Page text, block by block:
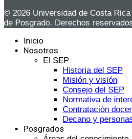
© 2026 Universidad de Costa
de Posgrado. Derechos
Inicio
Nosotros
El SEP
Historia del SEP
Misión y visión
Consejo del SEP
Normativa de
Contratación
Decano y
Posgrados